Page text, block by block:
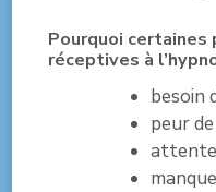
Pourquoi certaines
réceptives à
besoin
peur